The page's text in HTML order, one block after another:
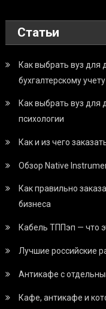
Статьи
Как выбрать вуз для
бухгалтерскому учету
Как выбрать вуз для
психологии
Как и из чего
Обзор Native
Как правильно
бизнеса
Кабель ТППэп — что
Лучшие российские
Антикафе с
Кафе, антикафе и